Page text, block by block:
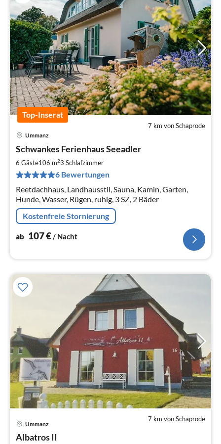
Top-Inserat
7 km von Schaprode
Ummanz
Schwankes Ferienhaus Seeadler
6 Gäste106 m23 Schlafzimmer
6 Bewertungen
Reetdachhaus, Landhausstil, Sauna, Kamin, Garten,
Hunde, Wasser, Rügen, ruhig, 3 SZ, 2 Bäder
Kostenfreie Stornierung
ab 107€/ Nacht
7 km von Schaprode
Ummanz
Albatros II